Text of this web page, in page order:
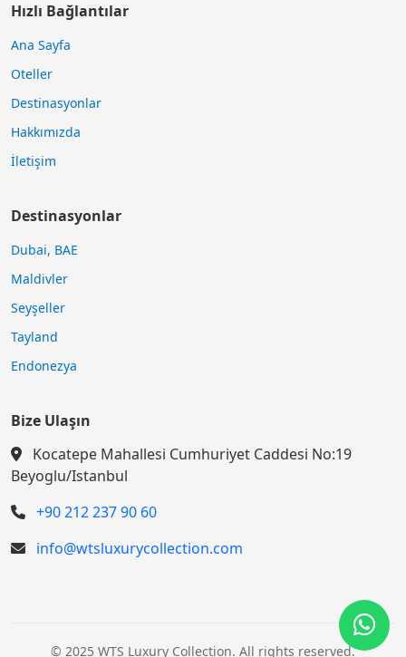
Hızlı Bağlantılar
Ana Sayfa
Oteller
Destinasyonlar
Hakkımızda
İletişim
Destinasyonlar
Dubai, BAE
Maldivler
Seyşeller
Tayland
Endonezya
Bize Ulaşın
Kocatepe Mahallesi Cumhuriyet Caddesi No:19
Beyoglu/Istanbul
+90 212 237 90 60
info@wtsluxurycollection.com
© 2025 WTS Luxury Collection. All rights reserved.